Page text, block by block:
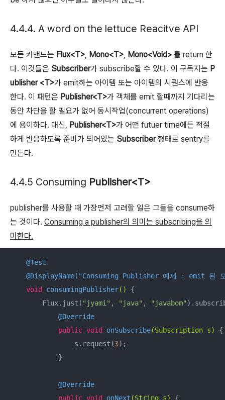
4.4.4. A word on the lettuce Reacitve API
모든 커맨드는 Flux<T>, Mono<T>, Mono<Void> 를 return 한
다. 이것들은 Subscriber가 subscribe할 수 있다. 이 구독자는 P
ublisher <T>가 emit하는 아이템 또는 아이템의 시퀀스에 반응
한다. 이 패턴은 Publisher<T>가 객체를 emit 할때까지 기다리는
동안 차단을 할 필요가 없어 동시작업(concurrent operations)
에 용이하다. 대신, Publisher<T>가 어떤 futuer time에든 적절
하게 반응하도록 준비가 되어있는 Subscriber형태로 sentry를
만든다.
4.4.5 Consuming Publisher<T>
publisher를 사용할 때 가장먼저 고려할 일은 그들을 consume하
는 것이다. Consuming a publisher의 의미는 subscribing을 의
미한다.
@Test
@DisplayName("Consuming Publisher 예제 : emit
void
consumingPublisher()
{
        Flux.just(
"jyami" , "java" , "javabom"
@Override
public void onSubscribe(Subscription s)
{
                s.request(
3);
            }
@Override
public void onNext (String s)
{